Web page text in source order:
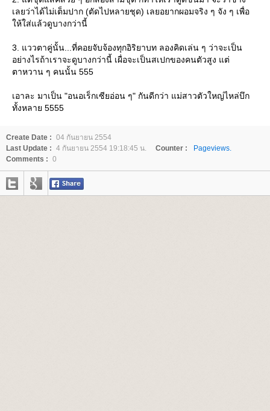
เลยว่าได้ไม่เต็มปาก (ตัดไปหลายชุด) เลยอยากผอมจริง ๆ จัง ๆ เพื่อ
ห้ใส่แล้วดูบางกว่านี้
3. แววตาคู่นั้น...ที่คอยจับจ้องทุกอิริยาบท ลองคิดเล่น ๆ ว่าจะเป็น
อย่างไรถ้าเราจะดูบางกว่านี้ เผื่อจะเป็นสเปกของคนตัวสูง แต่
ตาหวาน ๆ คนนั้น 555
เอาละ มาเป็น "อนอเร็กเซียอ่อน ๆ" กันดีกว่า แม่สาวตัวใหญ่ไหล่บึก
ทั้งหลาย 5555
Create Date : 04 กันยายน 2554
Last Update : 4 กันยายน 2554 19:18:45 น. Counter :
Pageviews.
Comments : 0